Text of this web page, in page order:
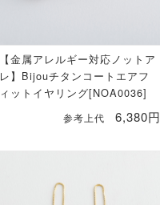
【金属アレルギー対応ノットア
レ】Bijouチタンコートエアフ
ィットイヤリング[NOA0036]
参考上代 6,380円